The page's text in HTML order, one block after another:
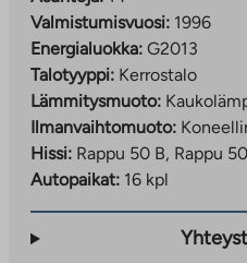
Valmistumisvuosi: 1996
Energialuokka: G2013
Talotyyppi: Kerrostalo
Lämmitysmuoto:
Ilmanvaihtomuoto:
Hissi: Rappu 50 B, Rappu
Autopaikat: 16 kpl